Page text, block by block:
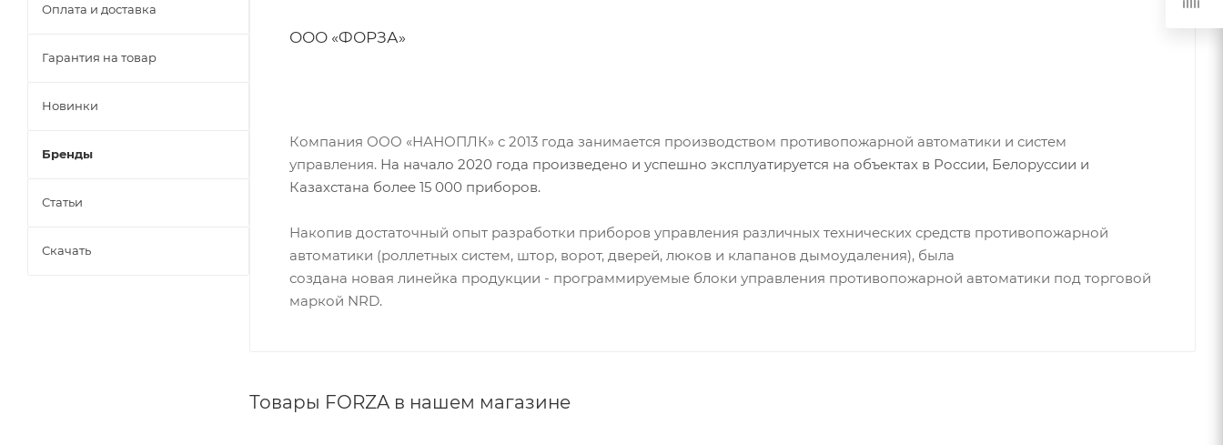
ООО «ФОРЗА»
Компания ООО «НАНОПЛК» с 2013 года занимается производством противопожарной автоматики и систем
управления. На начало 2020 года произведено и успешно эксплуатируется на объектах в России, Белоруссии и
Казахстана более 15 000 приборов.
Накопив достаточный опыт разработки приборов управления различных технических средств противопожарной
автоматики (роллетных систем, штор, ворот, дверей, люков и клапанов дымоудаления), была
создана новая линейка продукции - программируемые блоки управления противопожарной автоматики под торговой
маркой NRD.
Товары FORZA в нашем магазине
Оплата и доставка
Гарантия на товар
Новинки
Бренды
Статьи
Скачать